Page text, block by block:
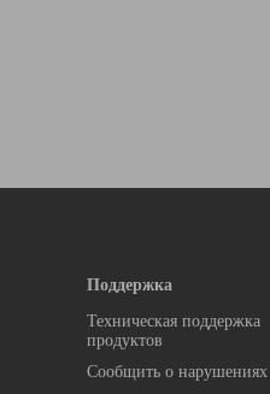
Поддержка
Техническая поддержка
продуктов
Сообщить о нарушениях